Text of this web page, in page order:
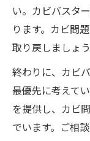
い。カビバスタ
ります。カビ問
取り戻しましょう
終わりに、カビ
最優先に考えて
を提供し、カビ
でいます。ご相